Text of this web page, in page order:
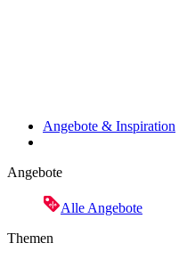
Angebote & Inspiration
Angebote
Alle Angebote
Themen